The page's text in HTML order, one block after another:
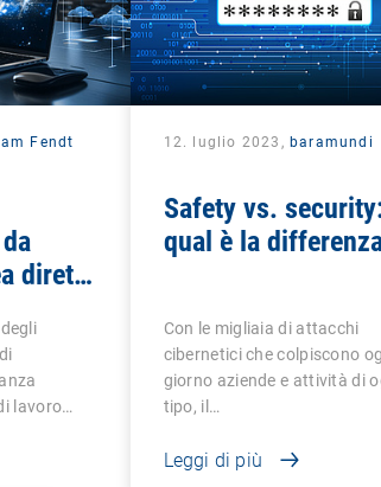
Fendt
diretta
lavoro…
12. luglio 2023, baramundi
Safety vs.
qual è la
Con le migliaia di attacchi
cibernetici che colpiscono
giorno aziende e attività di
tipo, il…
Leggi di più